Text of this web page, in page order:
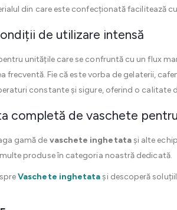
din care este confecționată facilitează
de utilizare intensă
unitățile care se confruntă cu un flux
frecventă. Fie că este vorba de gelaterii,
constante și sigure, oferind o calitate
completă de vaschete
gamă de vaschete inghetatași alte
produse în categoria noastră dedicată.
Vaschete inghetata și descoperă